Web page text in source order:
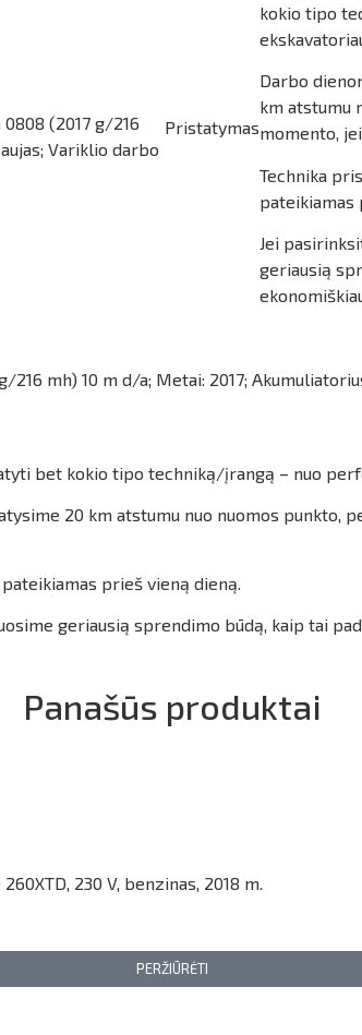
(2017 g/216
Variklio darbo
Pristatymas
kokio tipo
Darbo
km atstumu
momento,
Technika
pateikiamas
Jei
geriausią
mh) 10 m d/a; Metai: 2017;
bet kokio tipo techniką/įrangą – nuo
20 km atstumu nuo nuomos punkto,
prieš vieną dieną.
geriausią sprendimo būdą, kaip tai
Panašūs produktai
230 V, benzinas, 2018 m.
PERŽIŪRĖTI